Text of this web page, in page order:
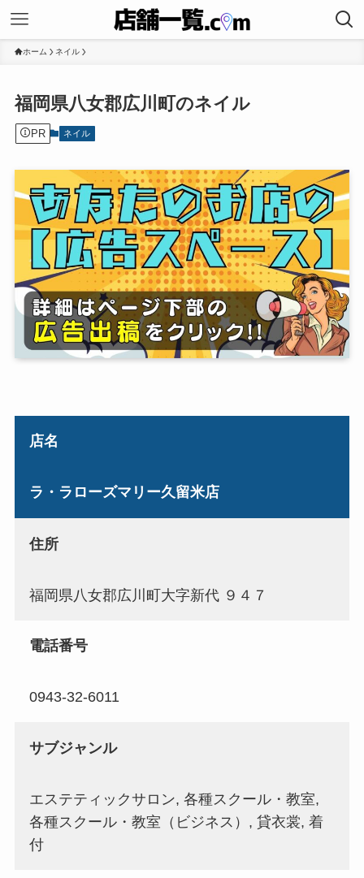
ホーム ネイル
福岡県八女郡広川町のネイル
PR ネイル
店名
ラ・ラローズマリー久留米店
住所
福岡県八女郡広川町大字新代 ９４７
電話番号
0943-32-6011
サブジャンル
エステティックサロン, 各種スクール・教室,
各種スクール・教室（ビジネス）, 貸衣裳, 着
付